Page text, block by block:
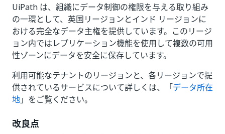
UiPath は、組織にデータ制御の権限を与える取り組み
の一環として、英国リージョンとインド リージョンに
おける完全なデータ主権を提供しています。このリージ
ョン内ではレプリケーション機能を使用して複数の可用
性ゾーンにデータを安全に保存しています。
利用可能なテナントのリージョンと、各リージョンで提
供されているサービスについて詳しくは、「データ所在
地」をご覧ください。
改良点